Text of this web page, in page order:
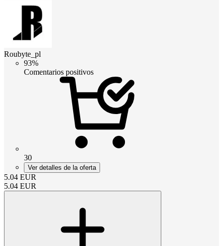
Roubyte_pl
93%
Comentarios positivos
30
Ver detalles de la oferta
5.04 EUR
5.04 EUR